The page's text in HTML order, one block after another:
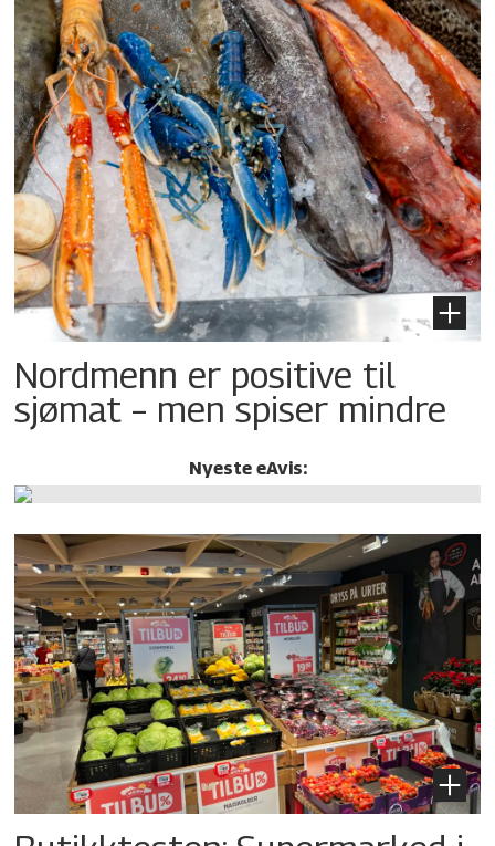
Nordmenn er positive til
sjømat – men spiser mindre
Nyeste eAvis: